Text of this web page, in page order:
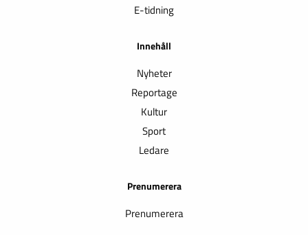
E-tidning
Innehåll
Nyheter
Reportage
Kultur
Sport
Ledare
Prenumerera
Prenumerera